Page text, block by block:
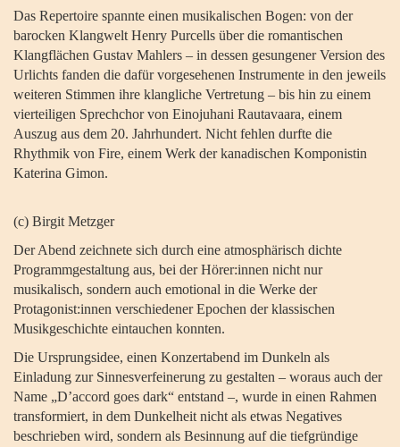
Das Repertoire spannte einen musikalischen Bogen: von der
barocken Klangwelt Henry Purcells über die romantischen
Klangflächen Gustav Mahlers – in dessen gesungener Version des
Urlichts fanden die dafür vorgesehenen Instrumente in den jeweils
weiteren Stimmen ihre klangliche Vertretung – bis hin zu einem
vierteiligen Sprechchor von Einojuhani Rautavaara, einem
Auszug aus dem 20. Jahrhundert. Nicht fehlen durfte die
Rhythmik von Fire, einem Werk der kanadischen Komponistin
Katerina Gimon.
(c) Birgit Metzger
Der Abend zeichnete sich durch eine atmosphärisch dichte
Programmgestaltung aus, bei der Hörer:innen nicht nur
musikalisch, sondern auch emotional in die Werke der
Protagonist:innen verschiedener Epochen der klassischen
Musikgeschichte eintauchen konnten.
Die Ursprungsidee, einen Konzertabend im Dunkeln als
Einladung zur Sinnesverfeinerung zu gestalten – woraus auch der
Name „D’accord goes dark“ entstand –, wurde in einen Rahmen
transformiert, in dem Dunkelheit nicht als etwas Negatives
beschrieben wird, sondern als Besinnung auf die tiefgründige